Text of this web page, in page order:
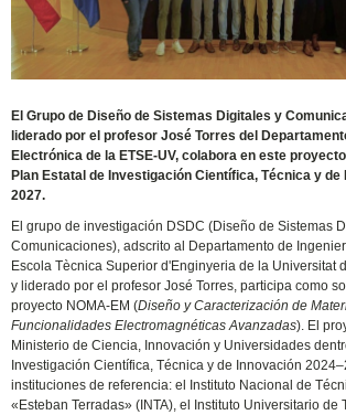
El Grupo de Diseño de Sistemas Digitales y
liderado por el profesor José Torres del
Electrónica de la ETSE-UV, colabora en este
Plan Estatal de Investigación Científica, Técnica y de
2027.
El grupo de investigación DSDC (Diseño de Sistemas
Comunicaciones), adscrito al Departamento de
Escola Tècnica Superior d'Enginyeria de la Universitat
y liderado por el profesor José Torres, participa como
proyecto NOMA-EM (Diseño y Caracterización de
Funcionalidades Electromagnéticas Avanzadas). El
Ministerio de Ciencia, Innovación y Universidades
Investigación Científica, Técnica y de Innovación
instituciones de referencia: el Instituto Nacional de
«Esteban Terradas» (INTA), el Instituto Universitario de